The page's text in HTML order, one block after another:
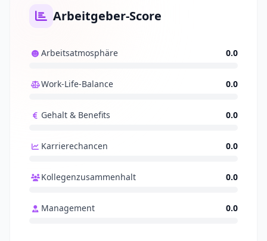
Arbeitgeber-Score
Arbeitsatmosphäre 0.0
Work-Life-Balance 0.0
Gehalt & Benefits 0.0
Karrierechancen 0.0
Kollegenzusammenhalt 0.0
Management 0.0